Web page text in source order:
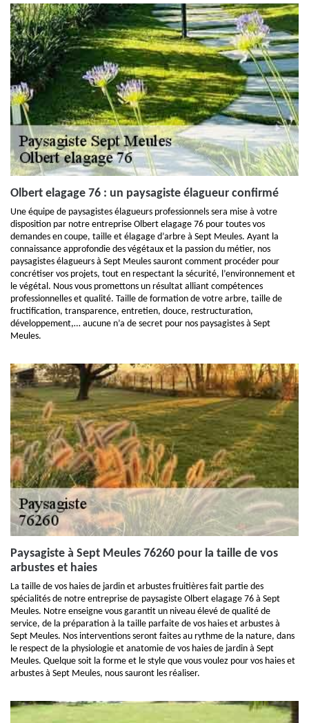
Olbert elagage 76 : un paysagiste élagueur confirmé
Une équipe de paysagistes élagueurs professionnels sera mise à votre
disposition par notre entreprise Olbert elagage 76 pour toutes vos
demandes en coupe, taille et élagage d’arbre à Sept Meules. Ayant la
connaissance approfondie des végétaux et la passion du métier, nos
paysagistes élagueurs à Sept Meules sauront comment procéder pour
concrétiser vos projets, tout en respectant la sécurité, l’environnement et
le végétal. Nous vous promettons un résultat alliant compétences
professionnelles et qualité. Taille de formation de votre arbre, taille de
fructification, transparence, entretien, douce, restructuration,
développement,… aucune n’a de secret pour nos paysagistes à Sept
Meules.
Paysagiste à Sept Meules 76260 pour la taille de vos
arbustes et haies
La taille de vos haies de jardin et arbustes fruitières fait partie des
spécialités de notre entreprise de paysagiste Olbert elagage 76 à Sept
Meules. Notre enseigne vous garantit un niveau élevé de qualité de
service, de la préparation à la taille parfaite de vos haies et arbustes à
Sept Meules. Nos interventions seront faites au rythme de la nature, dans
le respect de la physiologie et anatomie de vos haies de jardin à Sept
Meules. Quelque soit la forme et le style que vous voulez pour vos haies et
arbustes à Sept Meules, nous sauront les réaliser.